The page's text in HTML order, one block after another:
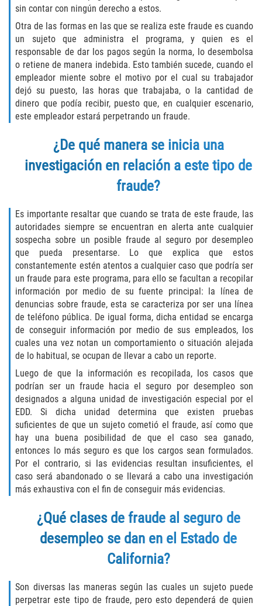
Delitos de Cuello Blanco
Apropiación Indebida de Fondos
Públicos
Falsificación
Malversación de Fondos
Presentación de Documentos Falsos
Robo de Identidad
Falsificación o Alteración de una
Prescripción Médica
Delitos de Drogas
Fabricación de Drogas
Leyes sobre Marihuana en California
Proposición 36
Posesión de Marihuana para la Venta
Posesión De Parafernalia De Drogas
Posesión de Sustancias Controladas
Posesión de una Sustancia
Controlada para la Venta
Posesión de Marihuana
Programa de Desviación Previo al
Juicio
Controladas Para La Venta
sin contar con ningún derecho a estos.
Otra de las formas en las que se realiza este fraude es cuando
un sujeto que administra el programa, y quien es el
responsable de dar los pagos según la norma, lo desembolsa
o retiene de manera indebida. Esto también sucede, cuando el
empleador miente sobre el motivo por el cual su trabajador
dejó su puesto, las horas que trabajaba, o la cantidad de
dinero que podía recibir, puesto que, en cualquier escenario,
este empleador estará perpetrando un fraude.
¿De qué manera se inicia una
investigación en relación a este tipo de
fraude?
Es importante resaltar que cuando se trata de este fraude, las
autoridades siempre se encuentran en alerta ante cualquier
sospecha sobre un posible fraude al seguro por desempleo
que pueda presentarse. Lo que explica que estos
constantemente estén atentos a cualquier caso que podría ser
un fraude para este programa, para ello se facultan a recopilar
información por medio de su fuente principal: la línea de
denuncias sobre fraude, esta se caracteriza por ser una línea
de teléfono pública. De igual forma, dicha entidad se encarga
de conseguir información por medio de sus empleados, los
cuales una vez notan un comportamiento o situación alejada
de lo habitual, se ocupan de llevar a cabo un reporte.
Luego de que la información es recopilada, los casos que
podrían ser un fraude hacia el seguro por desempleo son
designados a alguna unidad de investigación especial por el
EDD. Si dicha unidad determina que existen pruebas
suficientes de que un sujeto cometió el fraude, así como que
hay una buena posibilidad de que el caso sea ganado,
entonces lo más seguro es que los cargos sean formulados.
Por el contrario, si las evidencias resultan insuficientes, el
caso será abandonado o se llevará a cabo una investigación
más exhaustiva con el fin de conseguir más evidencias.
¿Qué clases de fraude al seguro de
desempleo se dan en el Estado de
California?
Son diversas las maneras según las cuales un sujeto puede
perpetrar este tipo de fraude, pero esto dependerá de quien